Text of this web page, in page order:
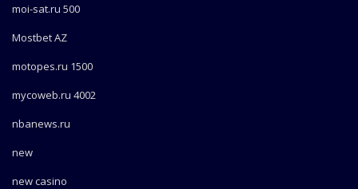
moi-sat.ru 500
Mostbet AZ
motopes.ru 1500
mycoweb.ru 4002
nbanews.ru
new
new casino